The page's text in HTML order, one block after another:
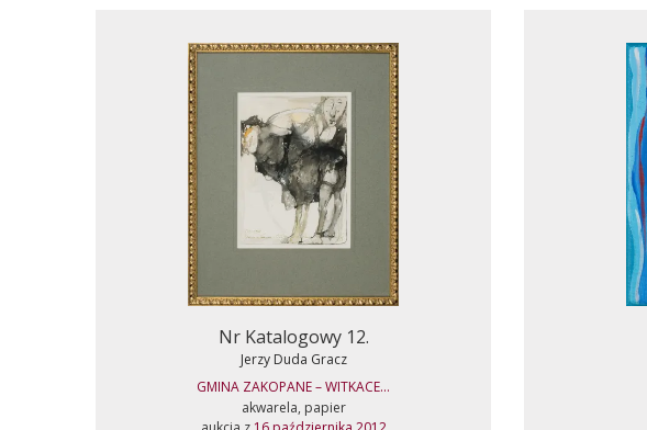
Nr Katalogowy 12.
Jerzy Duda Gracz
GMINA ZAKOPANE – WITKACE...
akwarela, papier